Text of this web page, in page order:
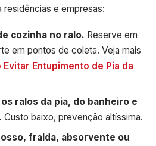
e empresas:
cozinha no ralo. Reserve em
em pontos de coleta. Veja mais
Evitar Entupimento de Pia da
ralos da pia, do banheiro e
Custo baixo, prevenção altíssima.
fralda, absorvente ou